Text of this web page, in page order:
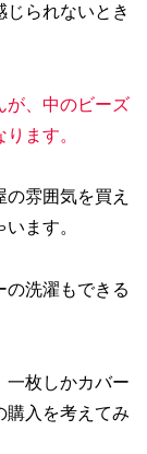
じられないとき
が、中のビーズ
ます。
雰囲気を買え
ます。
の洗濯もできる
一枚しかカバー
購入を考えてみ